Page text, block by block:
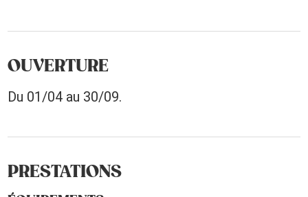
OUVERTURE
Du 01/04 au 30/09.
PRESTATIONS